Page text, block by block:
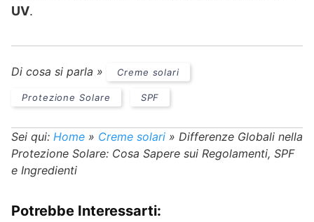
UV.
Di cosa si parla » Creme solari
Protezione Solare SPF
Sei qui: Home » Creme solari » Differenze Globali nella
Protezione Solare: Cosa Sapere sui Regolamenti, SPF
e Ingredienti
Potrebbe Interessarti: